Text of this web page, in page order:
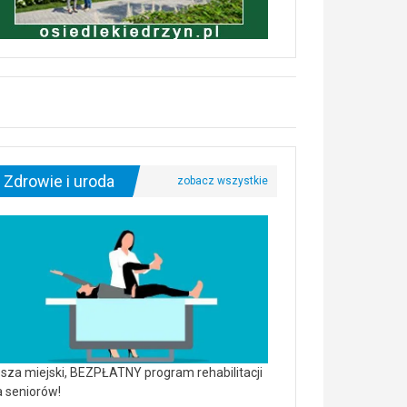
Zdrowie i uroda
miejski, BEZPŁATNY program rehabilitacji
seniorów!